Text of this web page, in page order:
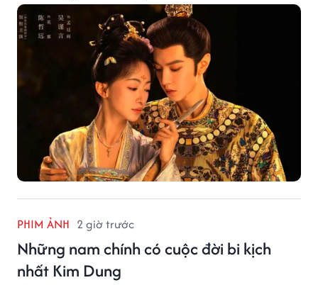
PHIM ẢNH 2 giờ trước
Những nam chính có cuộc đời bi kịch
nhất Kim Dung